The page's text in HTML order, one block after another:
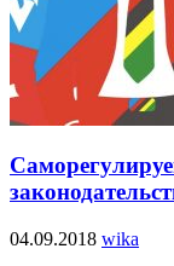
04.09.2018 wika